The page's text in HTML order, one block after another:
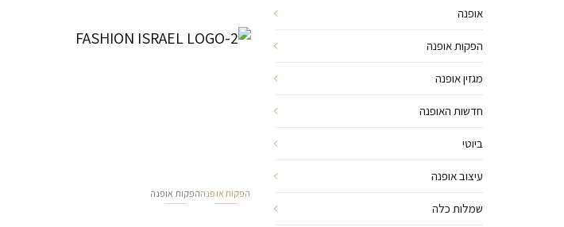
הפקות אופנההפקות אופנה
אופנה
הפקות אופנה
מגזין אופנה
חדשות האופנה
ביוטי
עיצוב אופנה
שמלות כלה